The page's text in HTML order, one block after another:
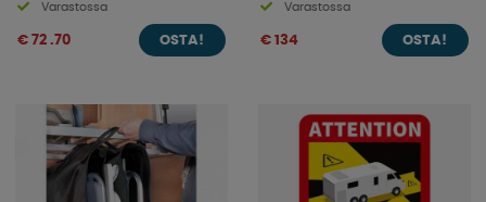
Varastossa
€ 72 .70 OSTA!
Varastossa
€ 134 OSTA!